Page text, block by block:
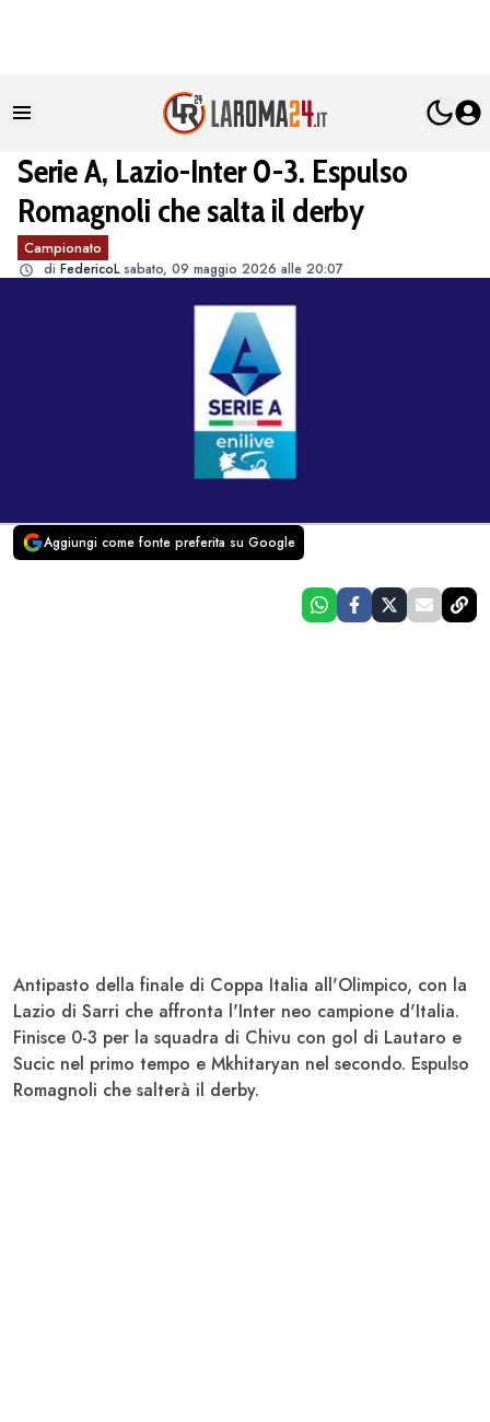
Serie A, Lazio-Inter 0-3. Espulso
Romagnoli che salta il derby
Campionato
di FedericoL sabato, 09 maggio 2026 alle 20:07
Aggiungi come fonte preferita su Google
Antipasto della finale di Coppa Italia all'Olimpico, con la
Lazio di Sarri che affronta l'Inter neo campione d'Italia.
Finisce 0-3 per la squadra di Chivu con gol di Lautaro e
Sucic nel primo tempo e Mkhitaryan nel secondo. Espulso
Romagnoli che salterà il derby.